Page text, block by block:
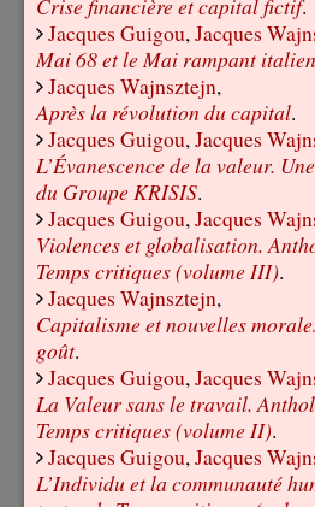
Crise financière et capital fictif.
Jacques Guigou,Jacques
Mai 68 et le Mai rampant italien
Jacques Wajnsztejn,
Après la révolution du capital.
Jacques Guigou,Jacques
L’Évanescence de la valeur.
du Groupe KRISIS.
Jacques Guigou,Jacques
Violences et globalisation.
Temps critiques (volume III).
Jacques Wajnsztejn,
Capitalisme et nouvelles
goût.
Jacques Guigou,Jacques
La Valeur sans le travail.
Temps critiques (volume II).
Jacques Guigou,Jacques
L’Individu et la communauté